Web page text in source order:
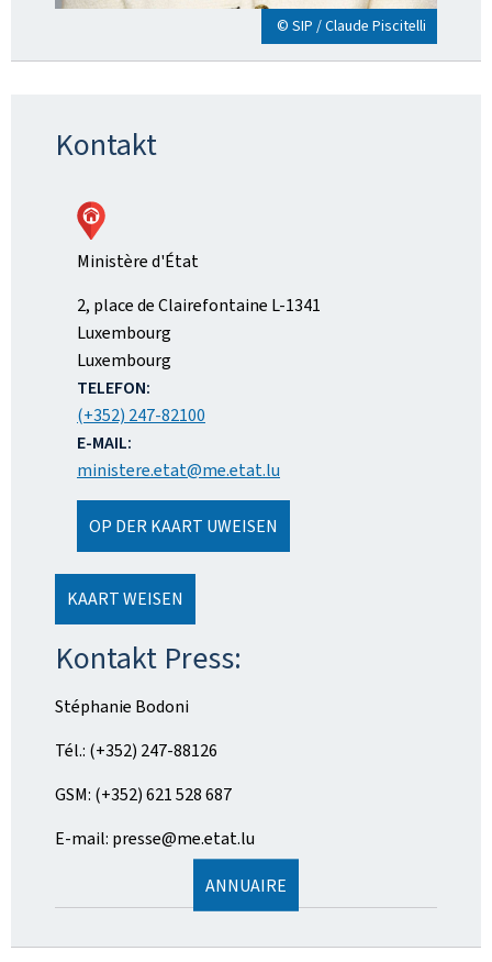
© SIP / Claude Piscitelli
Kontakt
Ministère d'État
ADRESS:
2, place de Clairefontaine L-1341
Luxembourg
Luxembourg
TELEFON:
(+352) 247-82100
E-MAIL:
ministere.etat@me.etat.lu
OP DER KAART UWEISEN
KAART WEISEN
Kontakt Press:
Stéphanie Bodoni
Tél.: (+352) 247-88126
GSM: (+352) 621 528 687
E-mail: presse@me.etat.lu
ANNUAIRE